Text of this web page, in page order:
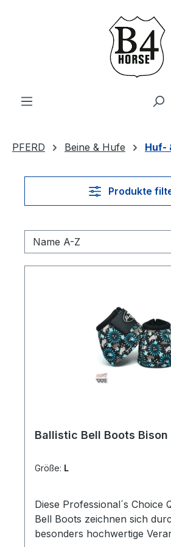
Zum Hauptinhalt springen
PFERD Beine & Hufe Huf-
Produkte
Ballistic Bell Boots Bison
Größe: L
Diese Professional´s Choice
Bell Boots zeichnen sich
besonders hochwertige